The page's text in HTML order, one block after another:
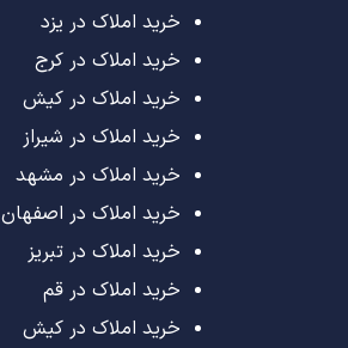
خرید املاک در یزد
خرید املاک در کرج
خرید املاک در کیش
خرید املاک در شیراز
خرید املاک در مشهد
خرید املاک در اصفهان
خرید املاک در تبریز
خرید املاک در قم
خرید املاک در کیش